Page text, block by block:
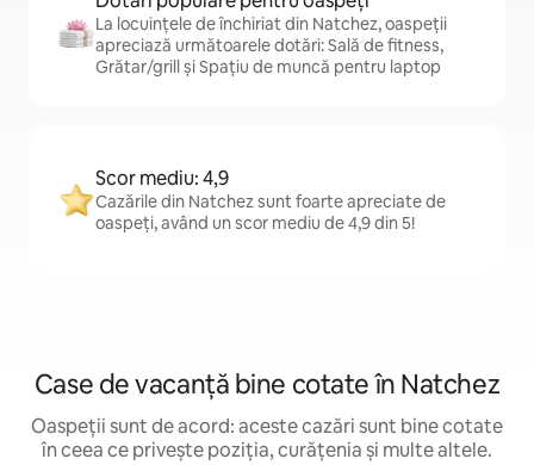
La locuințele de închiriat din Natchez, oaspeții
apreciază următoarele dotări: Sală de fitness,
Grătar/grill și Spațiu de muncă pentru laptop
Scor mediu: 4,9
Cazările din Natchez sunt foarte apreciate de
oaspeți, având un scor mediu de 4,9 din 5!
Case de vacanță bine cotate în Natchez
Oaspeții sunt de acord: aceste cazări sunt bine cotate
în ceea ce privește poziția, curățenia și multe altele.